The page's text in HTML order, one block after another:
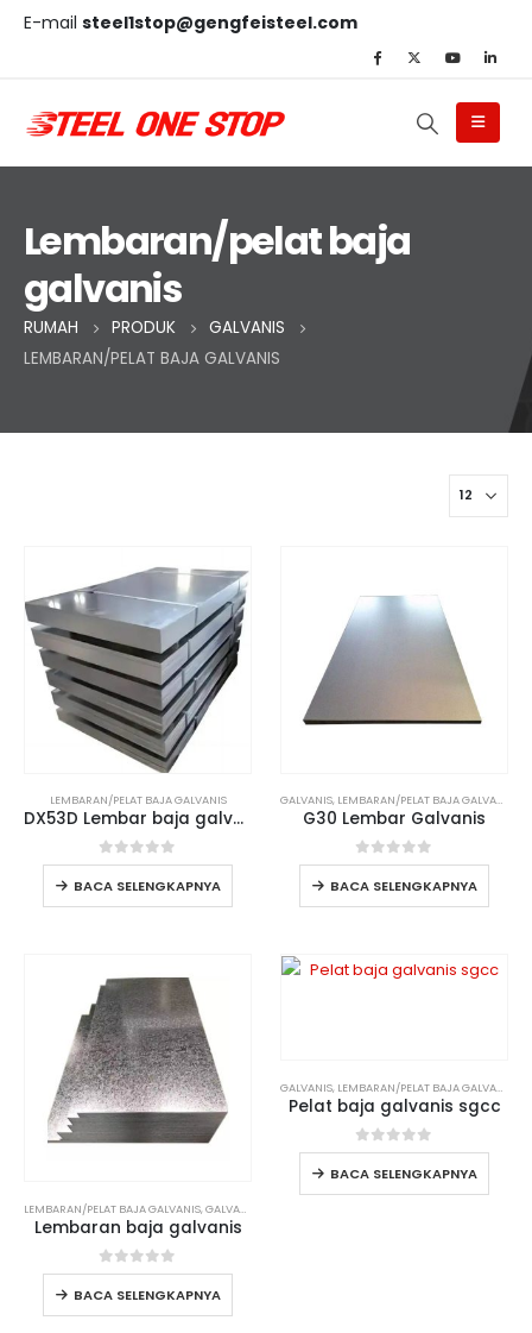
E-mail steel1stop@gengfeisteel.com
Lembaran/pelat baja
galvanis
RUMAH PRODUK
GALVANIS
LEMBARAN/PELAT BAJA GALVANIS
LEMBARAN/PELAT BAJA GALVANIS
DX53D Lembar baja galvanis
0dari 5
BACA SELENGKAPNYA
GALVANIS, LEMBARAN/PELAT BAJA GALVANIS
G30 Lembar Galvanis
0dari 5
BACA SELENGKAPNYA
LEMBARAN/PELAT BAJA GALVANIS,GALVANIS
Lembaran baja galvanis
0dari 5
BACA SELENGKAPNYA
GALVANIS, LEMBARAN/PELAT BAJA GALVANIS
Pelat baja galvanis sgcc
0dari 5
BACA SELENGKAPNYA